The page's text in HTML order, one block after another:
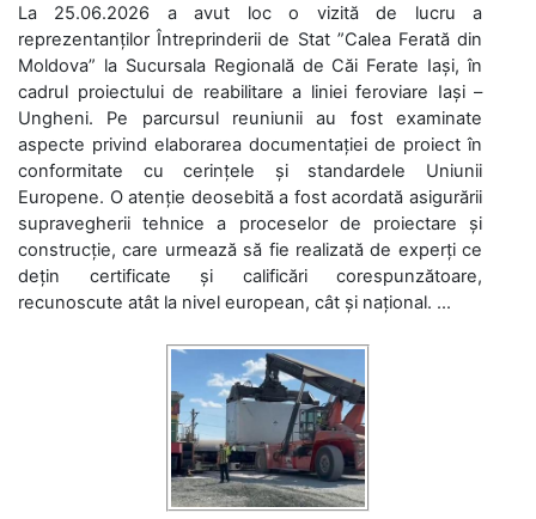
La 25.06.2026 a avut loc o vizită de lucru a
reprezentanților Întreprinderii de Stat ”Calea Ferată din
Moldova” la Sucursala Regională de Căi Ferate Iași, în
cadrul proiectului de reabilitare a liniei feroviare Iași –
Ungheni. Pe parcursul reuniunii au fost examinate
aspecte privind elaborarea documentației de proiect în
conformitate cu cerințele și standardele Uniunii
Europene. O atenție deosebită a fost acordată asigurării
supravegherii tehnice a proceselor de proiectare și
construcție, care urmează să fie realizată de experți ce
dețin certificate și calificări corespunzătoare,
recunoscute atât la nivel european, cât și național. ...